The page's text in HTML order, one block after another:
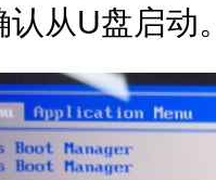
认从U盘启动